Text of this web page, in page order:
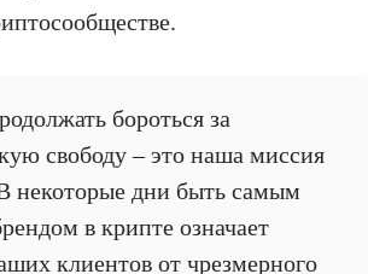
бороться за
свободу – это наша миссия
некоторые дни быть самым
в крипте означает
клиентов от чрезмерного